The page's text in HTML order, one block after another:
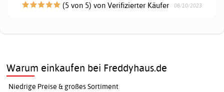
(5 von 5) von Verifizierter Käufer 08/10/2023
Warum einkaufen bei Freddyhaus.de
Niedrige Preise & großes Sortiment